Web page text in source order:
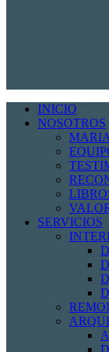
INICIO
NOSOTROS
SERVICIOS